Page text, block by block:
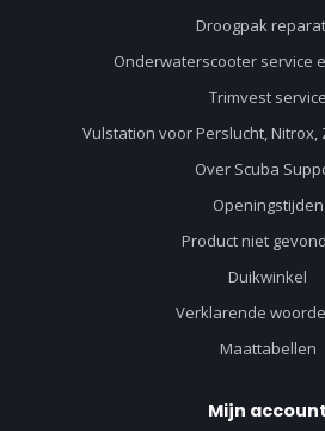
Droogpak
Onderwaterscooter service
Trimvest service
Vulstation voor Perslucht, Nitrox,
Over Scuba
Openingstijden
Product niet
Duikwinkel
Verklarende
Maattabellen
Mijn account